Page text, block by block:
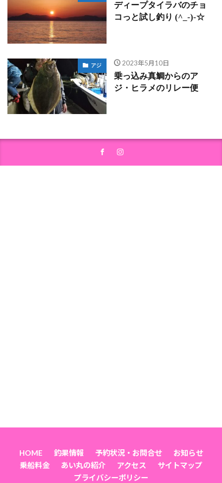
ディープタイラバのチョ
コっと試し釣り (^_-)-☆
アジ 2023年5月10日
乗っ込み真鯛からのア
ジ・ヒラメのリレー便
HOME 釣果情報 予約状況・お問合せ
お知らせ
乗船料金
あい丸の紹介 アクセス
サイトマップ
プライバシーポリシー